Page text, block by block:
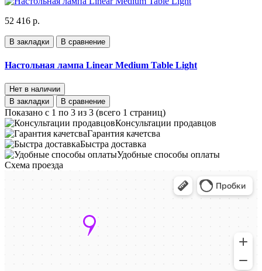
52 416 р.
В закладки В сравнение
Настольная лампа Linear Medium Table Light
Нет в наличии
В закладки
В сравнение
Показано с 1 по 3 из 3 (всего 1 страниц)
Консультации продавцов
Гарантия качетсва
Быстра доставка
Удобные способы оплаты
Схема проезда